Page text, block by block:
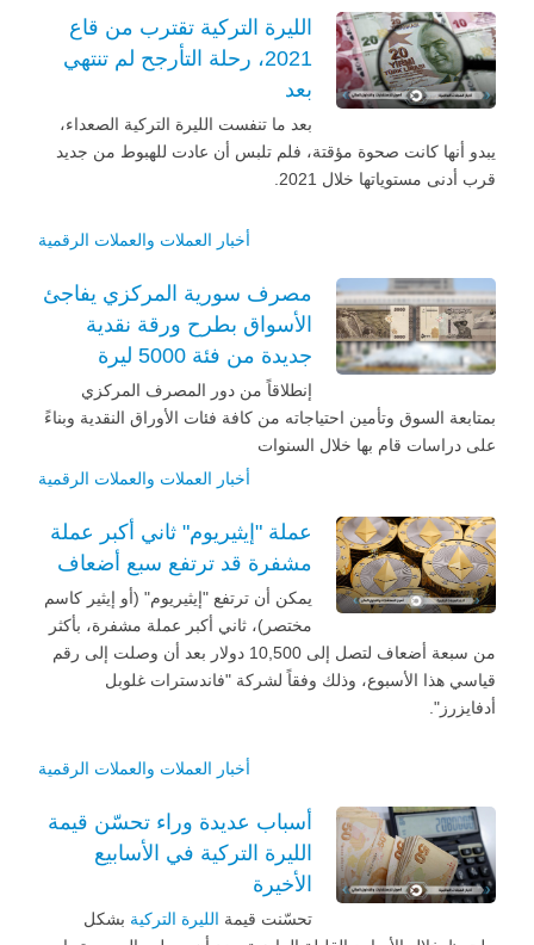
الليرة التركية تقترب من قاع
2021، رحلة التأرجح لم تنتهي
بعد
بعد ما تنفست الليرة التركية الصعداء،
يبدو أنها كانت صحوة مؤقتة، فلم تلبس أن عادت للهبوط من جديد
قرب أدنى مستوياتها خلال 2021.
أخبار العملات والعملات الرقمية
مصرف سورية المركزي يفاجئ
الأسواق بطرح ورقة نقدية
جديدة من فئة 5000 ليرة
إنطلاقاً من دور المصرف المركزي
بمتابعة السوق وتأمين احتياجاته من كافة فئات الأوراق النقدية وبناءً
على دراسات قام بها خلال السنوات
أخبار العملات والعملات الرقمية
عملة "إيثيريوم" ثاني أكبر عملة
مشفرة قد ترتفع سبع أضعاف
يمكن أن ترتفع "إيثيريوم" (أو إيثير كاسم
مختصر)، ثاني أكبر عملة مشفرة، بأكثر
من سبعة أضعاف لتصل إلى 10,500 دولار بعد أن وصلت إلى رقم
قياسي هذا الأسبوع، وذلك وفقاً لشركة "فاندسترات غلوبل
أدفايزرز".
أخبار العملات والعملات الرقمية
أسباب عديدة وراء تحسّن قيمة
الليرة التركية في الأسابيع
الأخيرة
تحسّنت قيمة الليرة التركية بشكل